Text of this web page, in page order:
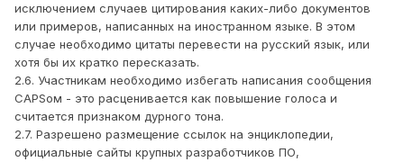
исключением случаев цитирования каких-либо документов
или примеров, написанных на иностранном языке. В этом
случае необходимо цитаты перевести на русский язык, или
хотя бы их кратко пересказать.
2.6. Участникам необходимо избегать написания сообщения
CAPSом - это расценивается как повышение голоса и
считается признаком дурного тона.
2.7. Разрешено размещение ссылок на энциклопедии,
официальные сайты крупных разработчиков ПО,